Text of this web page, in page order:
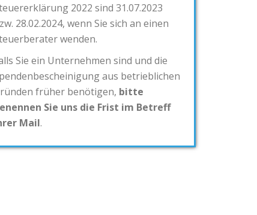
2022 sind 31.07.2023
28.02.2024, wenn Sie sich an einen
wenden.
Sie ein Unternehmen sind und die
aus betrieblichen
früher benötigen, bitte
Sie uns die Frist im Betreff
Mail.